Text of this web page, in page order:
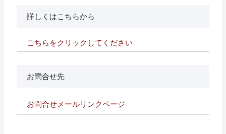
詳しくはこちらから
こちらをクリックしてください
お問合せ先
お問合せメールリンクページ